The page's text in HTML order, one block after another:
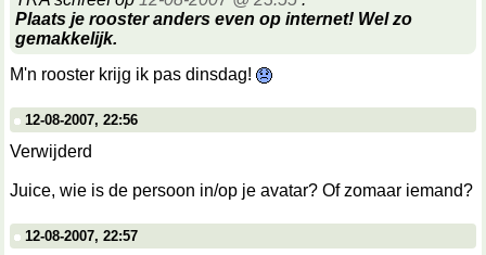
Plaats je rooster anders even op internet! Wel zo
gemakkelijk.
M'n rooster krijg ik pas dinsdag!
12-08-2007, 22:56
Verwijderd
Juice, wie is de persoon in/op je avatar? Of zomaar iemand?
12-08-2007, 22:57